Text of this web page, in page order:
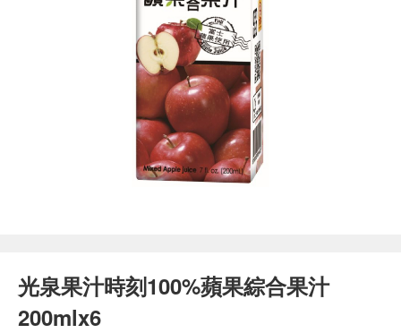
光泉果汁時刻100%蘋果綜合果汁
200mlx6